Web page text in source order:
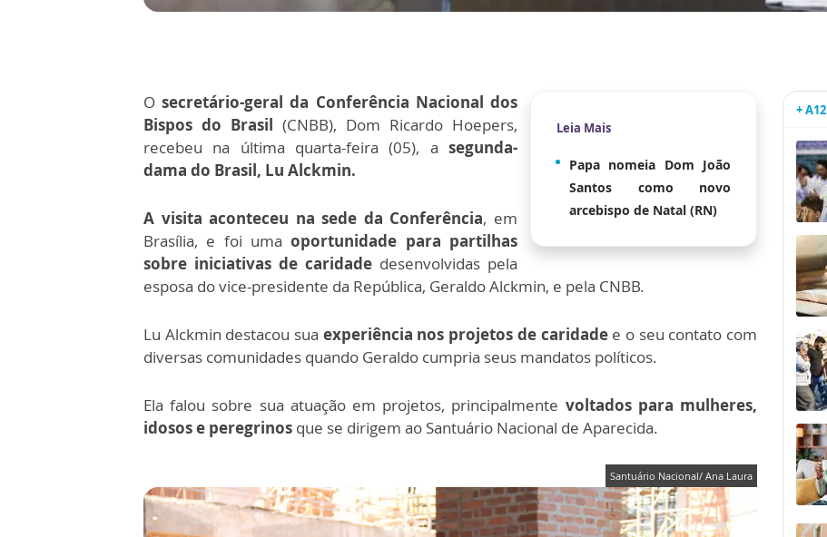
Leia Mais
Papa nomeia Dom João
Santos como novo
arcebispo de Natal (RN)
Osecretário-geral da Conferência Nacional dos
Bispos do Brasil (CNBB), Dom Ricardo Hoepers,
recebeu na última quarta-feira (05), a segunda-
dama do Brasil, Lu Alckmin.
A visita aconteceu na sede da Conferência, em
Brasília, e foi umaoportunidade para partilhas
sobre iniciativas de caridade desenvolvidas pela
esposa do vice-presidente da República, Geraldo Alckmin, e pela CNBB.
Lu Alckmin destacou sua experiência nos projetos de caridade e o seu contato com
diversas comunidades quando Geraldo cumpria seus mandatos políticos.
Ela falou sobre sua atuação em projetos, principalmente voltados para mulheres,
idosos e peregrinos que se dirigem ao Santuário Nacional de Aparecida.
Santuário Nacional/ Ana Laura
+ A12